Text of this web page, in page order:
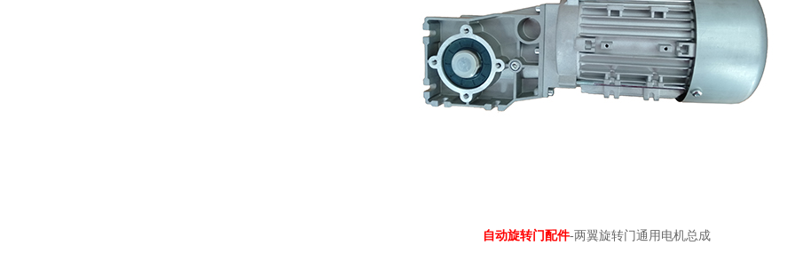
自动旋转门配件-两翼旋转门通用电机总成